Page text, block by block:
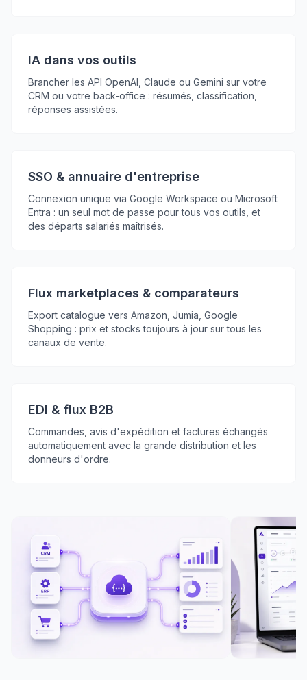
IA dans vos outils
Brancher les API OpenAI, Claude ou Gemini sur votre
CRM ou votre back-office : résumés, classification,
réponses assistées.
SSO & annuaire d'entreprise
Connexion unique via Google Workspace ou Microsoft
Entra : un seul mot de passe pour tous vos outils, et
des départs salariés maîtrisés.
Flux marketplaces & comparateurs
Export catalogue vers Amazon, Jumia, Google
Shopping : prix et stocks toujours à jour sur tous les
canaux de vente.
EDI & flux B2B
Commandes, avis d'expédition et factures échangés
automatiquement avec la grande distribution et les
donneurs d'ordre.